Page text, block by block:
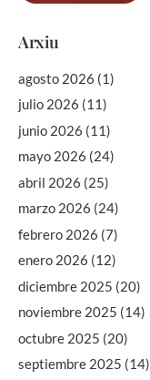
Arxiu
agosto 2026 (1)
julio 2026 (11)
junio 2026 (11)
mayo 2026 (24)
abril 2026 (25)
marzo 2026 (24)
febrero 2026 (7)
enero 2026 (12)
diciembre 2025 (20)
noviembre 2025 (14)
octubre 2025 (20)
septiembre 2025 (14)